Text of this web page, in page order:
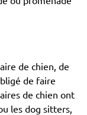
de chien, de
de faire
de chien ont
les dog sitters,